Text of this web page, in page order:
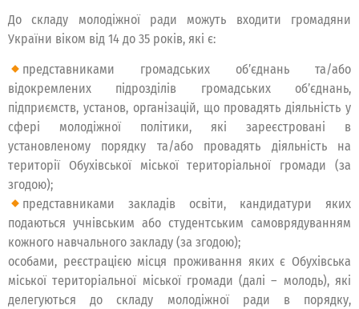
До складу молодіжної ради можуть входити громадяни
України віком від 14 до 35 років, які є:
представниками громадських об’єднань та/або
відокремлених підрозділів громадських об’єднань,
підприємств, установ, організацій, що провадять діяльність у
сфері молодіжної політики, які зареєстровані в
установленому порядку та/або провадять діяльність на
території Обухівської міської територіальної громади (за
згодою);
представниками закладів освіти, кандидатури яких
подаються учнівським або студентським самоврядуванням
кожного навчального закладу (за згодою);
особами, реєстрацією місця проживання яких є Обухівська
міської територіальної міської громади (далі – молодь), які
делегуються до складу молодіжної ради в порядку,